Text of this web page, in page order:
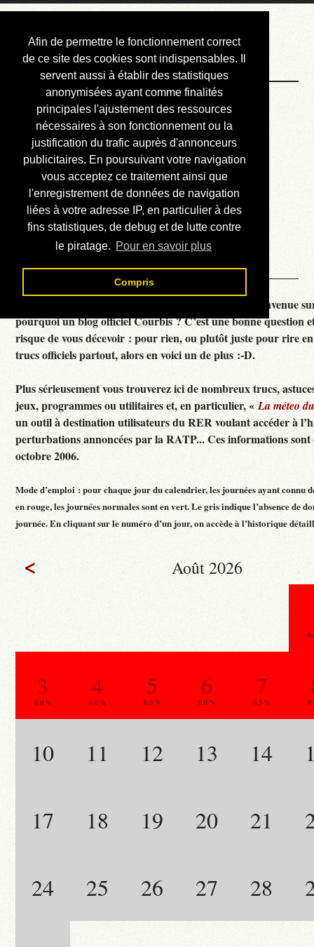
Afin de permettre le fonctionnement correct
de ce site des cookies sont indispensables. Il
servent aussi à établir des statistiques
anonymisées ayant comme finalités
principales l'ajustement des ressources
nécessaires à son fonctionnement ou la
justification du trafic auprès d'annonceurs
publicitaires. En poursuivant votre navigation
vous acceptez ce traitement ainsi que
l'enregistrement de données de navigation
liées à votre adresse IP, en particulier à des
fins statistiques, de debug et de lutte contre
le piratage. Pour en savoir plus
Compris
Courbis, « LE »
Blog Officiel
Bienvenue
Réalisations
Divers (et d’été)
Annonces
Liens externes
Téléchargement
Contact
Courbis, « LE » Blog Officiel - je vous souhaite la bienvenue
pourquoi un blog officiel Courbis ? C’est une bonne question
risque de vous décevoir : pour rien, ou plutôt juste pour rire
trucs officiels partout, alors en voici un de plus :-D.
Plus sérieusement vous trouverez ici de nombreux trucs,
jeux, programmes ou utilitaires et, en particulier, «La méteo
un outil à destination utilisateurs du RER voulant accéder à
perturbations annoncées par la RATP... Ces informations sont
octobre 2006.
Mode d’emploi : pour chaque jour du calendrier, les journées ayant connu
en rouge, les journées normales sont en vert. Le gris indique l’absence de
journée. En cliquant sur le numéro d’un jour, on accède à l’historique
< Août 2026
3
0.0 %
4
0.0 %
5
0.0 %
6
0.0 %
7
0.3 %
10 11 12 13 14
17 18 19 20 21
24 25 26 27 28